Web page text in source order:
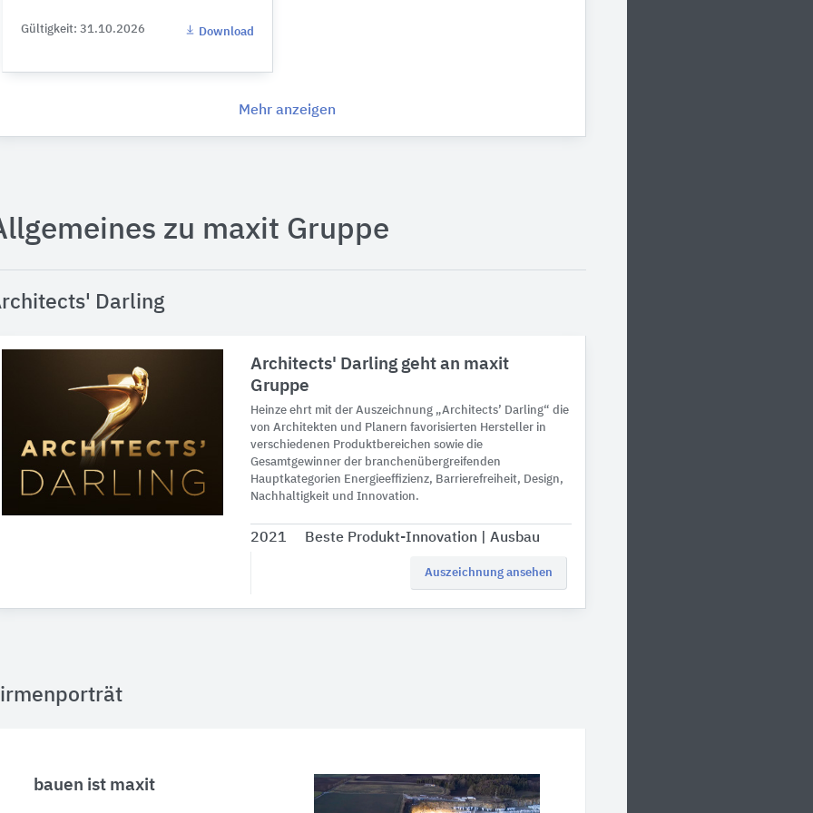
Gültigkeit: 31.10.2026 Download
Mehr anzeigen
zu maxit Gruppe
Darling
Architects' Darling geht an maxit
Gruppe
Heinze ehrt mit der Auszeichnung „Architects’ Darling“ die
von Architekten und Planern favorisierten Hersteller in
verschiedenen Produktbereichen sowie die
Gesamtgewinner der branchenübergreifenden
Hauptkategorien Energieeffizienz, Barrierefreiheit, Design,
Nachhaltigkeit und Innovation.
2021 Beste Produkt-Innovation | Ausbau
Auszeichnung ansehen
bauen ist maxit